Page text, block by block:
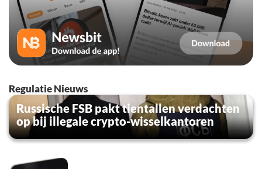
Regulatie Nieuws
Russische FSB pakt tientallen verdachten
op bij illegale crypto-wisselkantoren